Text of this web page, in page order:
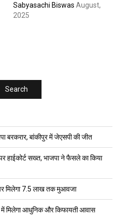
Sabyasachi Biswas August,
2025
बरकरार, बांकीपुर में जेएसपी की जीत
हाईकोर्ट सख्त, भाजपा ने फैसले का किया
मिलेगा 7.5 लाख तक मुआवजा
में मिलेगा आधुनिक और किफायती आवास